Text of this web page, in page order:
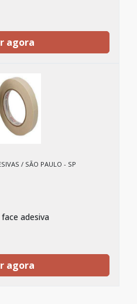
agora
/ SÃO PAULO - SP
adesiva
agora